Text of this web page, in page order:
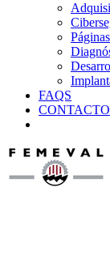
FAQS
CONTACTO